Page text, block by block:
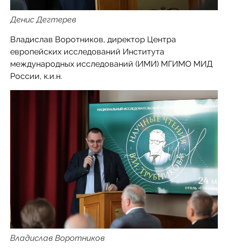
Денис Дегтерев
Владислав Воротников, директор Центра
европейских исследований Института
международных исследований (ИМИ) МГИМО МИД
России, к.и.н.
Владислав Воротников